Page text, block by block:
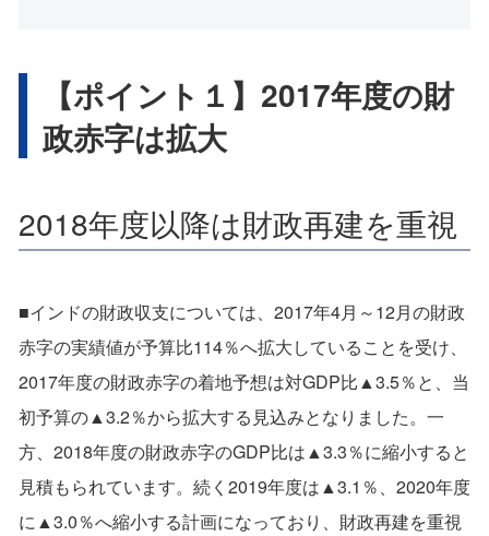
【ポイント１】2017年度の財
政赤字は拡大
2018年度以降は財政再建を重視
■インドの財政収支については、2017年4月～12月の財政
赤字の実績値が予算比114％へ拡大していることを受け、
2017年度の財政赤字の着地予想は対GDP比▲3.5％と、当
初予算の▲3.2％から拡大する見込みとなりました。一
方、2018年度の財政赤字のGDP比は▲3.3％に縮小すると
見積もられています。続く2019年度は▲3.1％、2020年度
に▲3.0％へ縮小する計画になっており、財政再建を重視